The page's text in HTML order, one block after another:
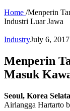
Home /Menperin
Industri Luar Jawa
IndustryJuly 6, 2017
Menperin
Masuk
Seoul, Korea
Airlangga Hartarto